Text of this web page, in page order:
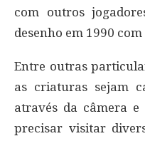
com outros
desenho em 1990
Entre outras
as criaturas sejam
através da câmera e
precisar visitar